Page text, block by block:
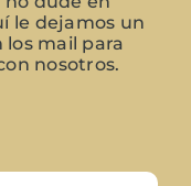
le dejamos un
mail para
nosotros.